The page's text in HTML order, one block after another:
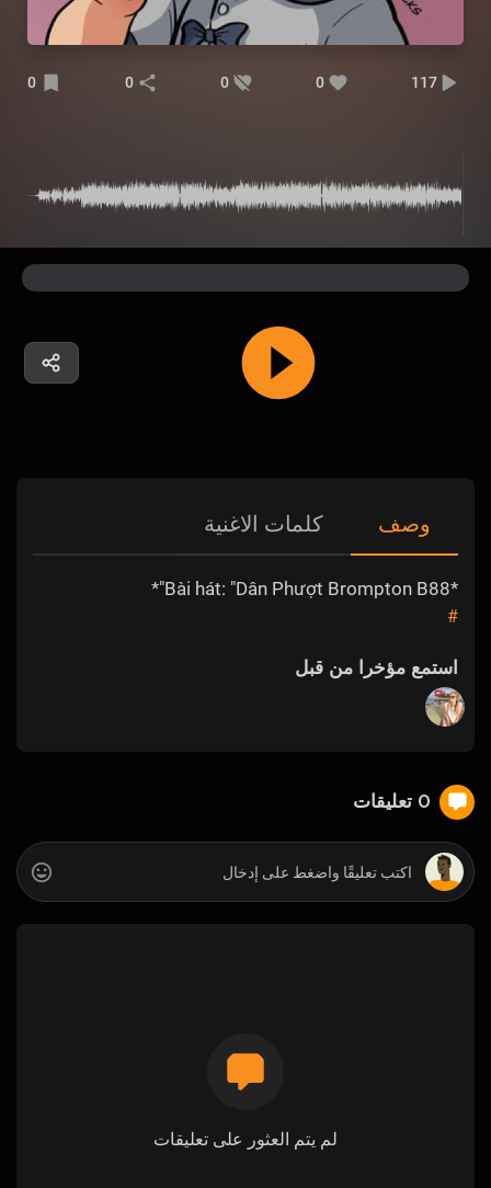
117
0
0
0
0
وصف كلمات الاغنية
*Bài hát: "Dân Phượt Brompton B88"*
#
استمع مؤخرا من قبل
0 تعليقات
لم يتم العثور على تعليقات